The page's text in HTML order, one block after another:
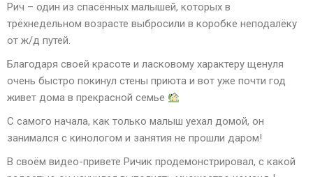
Рич – один из спасённых малышей, которых в
трёхнедельном возрасте выбросили в коробке неподалёку
от ж/д путей.
Благодаря своей красоте и ласковому характеру щенуля
очень быстро покинул стены приюта и вот уже почти год
живет дома в прекрасной семье
С самого начала, как только малыш уехал домой, он
занимался с кинологом и занятия не прошли даром!
В своём видео-привете Ричик продемонстрировал, с какой